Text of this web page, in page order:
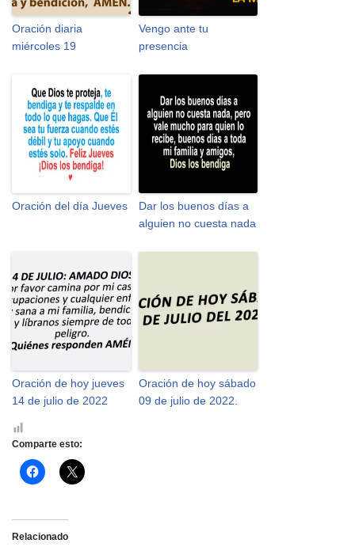
Oración diaria
miércoles 19
Vengo ante tu
presencia
Oración del día Jueves
Dar los buenos días a
alguien no cuesta nada
Oración de hoy jueves
14 de julio de 2022
Oración de hoy sábado
09 de julio de 2022.
Comparte esto:
H
a
i
c
p
H
a
Relacionado